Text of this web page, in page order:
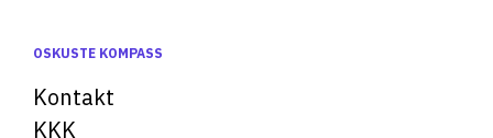
OSKUSTE KOMPASS
Kontakt
KKK